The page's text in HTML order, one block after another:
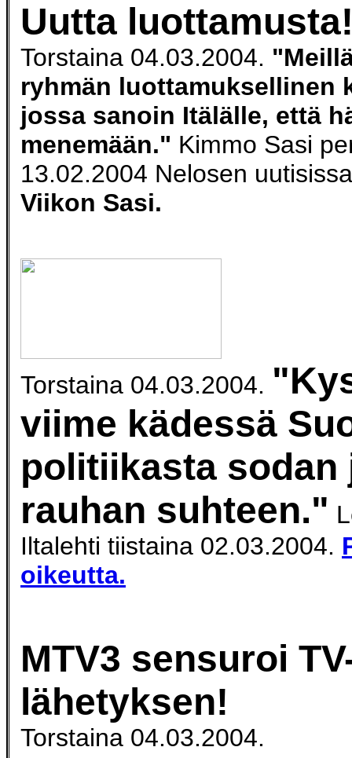
Uutta
Torstaina 04.03.2004.
ryhmän luottamuksellinen
jossa sanoin Itälälle, että
menemään." Kimmo Sasi
13.02.2004 Nelosen
Viikon Sasi.
Torstaina 04.03.2004.
viime kädessä
politiikasta sodan
rauhan suhteen."
Iltalehti tiistaina 02.03.2004.
oikeutta.
MTV3 sensuroi
lähetyksen!
Torstaina 04.03.2004.